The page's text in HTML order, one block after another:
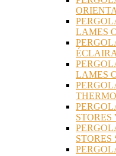
LAMES
LAMES
STORES